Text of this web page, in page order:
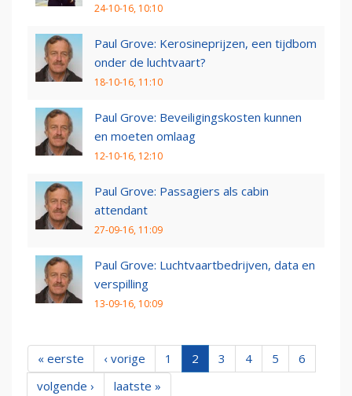
24-10-16, 10:10
Paul Grove: Kerosineprijzen, een tijdbom
onder de luchtvaart?
18-10-16, 11:10
Paul Grove: Beveiligingskosten kunnen
en moeten omlaag
12-10-16, 12:10
Paul Grove: Passagiers als cabin
attendant
27-09-16, 11:09
Paul Grove: Luchtvaartbedrijven, data en
verspilling
13-09-16, 10:09
« eerste ‹ vorige 1 2 3 4 5
6
volgende ›
laatste »